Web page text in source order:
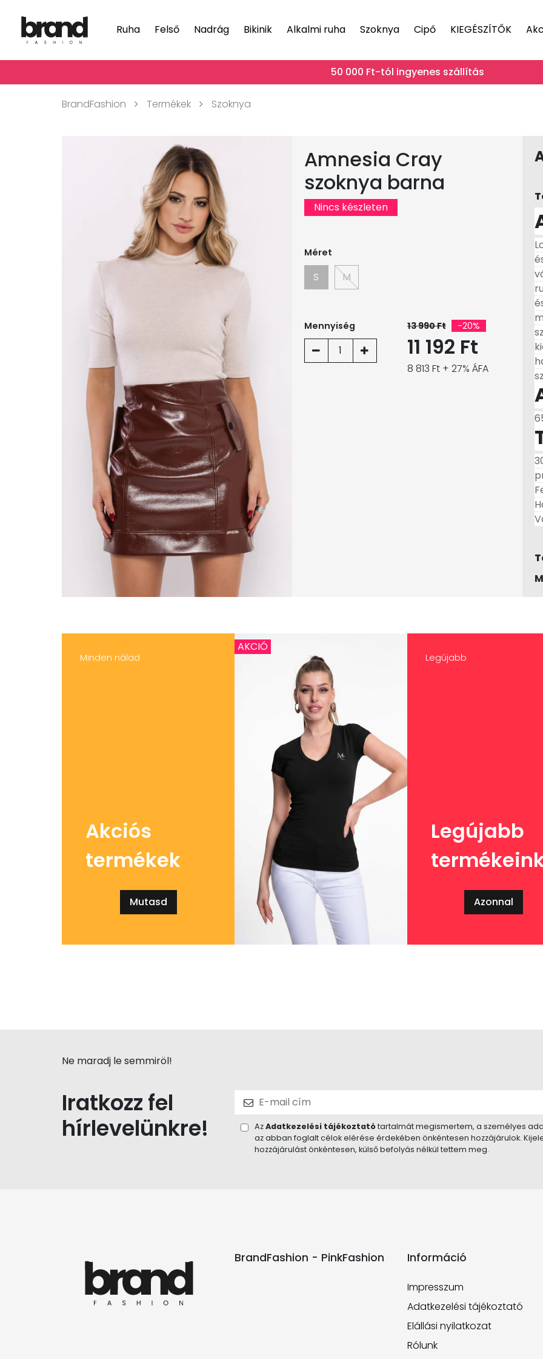
Ruha Felső Nadrág Bikinik Alkalmi ruha Szoknya Cipő KIEGÉSZÍTŐK
50 000 Ft-tól ingyenes szállítás
BrandFashion Termékek Szoknya
Amnesia Cray
szoknya barna
Nincs készleten
Méret
S M
Mennyiség
1
13 990 Ft -20%
11 192 Ft
8 813 Ft + 27% ÁFA
Minden nálad
Akciós
termékek
Mutasd
AKCIÓ
Legújabb
Legújabb
Azonnal
Ne maradj le semmiröl!
Iratkozz fel
hírlevelünkre!
AzAdatkezelési tájékoztatótartalmát megismertem, a személyes
az abban foglalt célok elérése érdekében önkéntesen hozzájárulok.
hozzájárulást önkéntesen, külső befolyás nélkül tettem meg.
BrandFashion - PinkFashion Információ
Impresszum
Adatkezelési tájékoztató
Elállási nyilatkozat
Rólunk